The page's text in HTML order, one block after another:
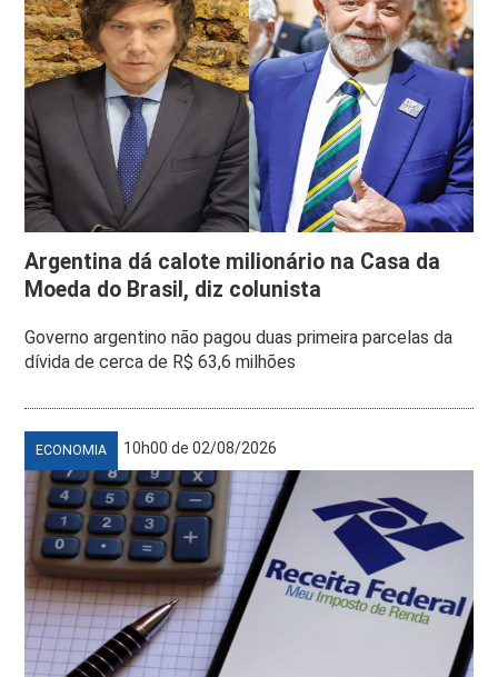
Argentina dá calote milionário na Casa da
Moeda do Brasil, diz colunista
Governo argentino não pagou duas primeira parcelas da
dívida de cerca de R$ 63,6 milhões
ECONOMIA 10h00 de 02/08/2026